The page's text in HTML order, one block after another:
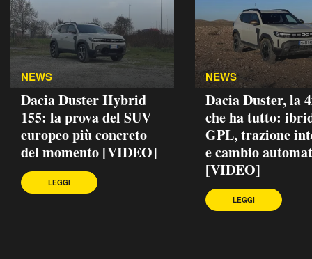
NEWS
Dacia Duster Hybrid
155: la prova del SUV
europeo più concreto
del momento [VIDEO]
LEGGI
NEWS
Dacia Duster, la
che ha tutto:
GPL, trazione
e cambio
[VIDEO]
LEGGI